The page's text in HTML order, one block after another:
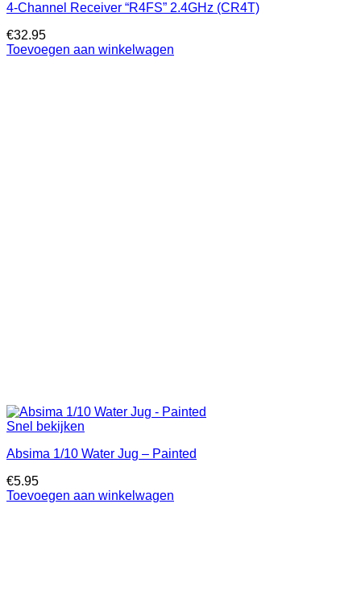
4-Channel Receiver “R4FS” 2.4GHz (CR4T)
€32.95
Toevoegen aan winkelwagen
Snel bekijken
Absima 1/10 Water Jug – Painted
€5.95
Toevoegen aan winkelwagen